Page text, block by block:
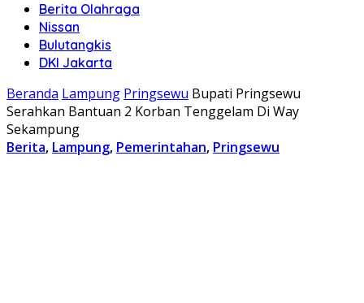
Berita Olahraga
Nissan
Bulutangkis
DKI Jakarta
Beranda Lampung Pringsewu Bupati Pringsewu
Serahkan Bantuan 2 Korban Tenggelam Di Way
Sekampung
Berita, Lampung, Pemerintahan, Pringsewu